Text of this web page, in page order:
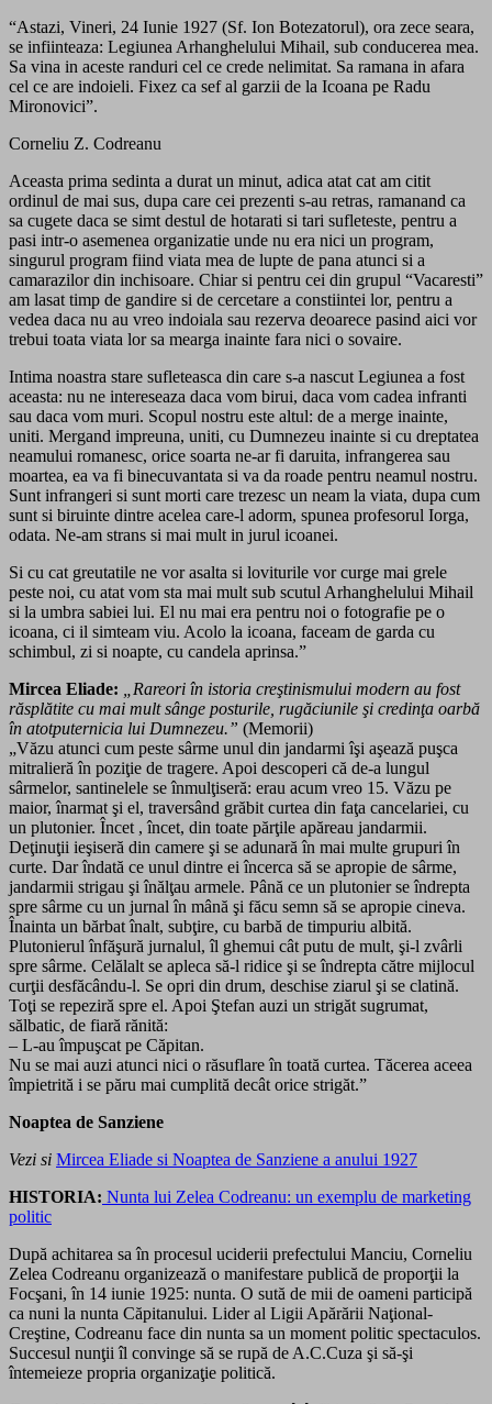
“Astazi, Vineri, 24 Iunie 1927 (Sf. Ion Botezatorul), ora zece seara,
se infiinteaza: Legiunea Arhanghelului Mihail, sub conducerea mea.
Sa vina in aceste randuri cel ce crede nelimitat. Sa ramana in afara
cel ce are indoieli. Fixez ca sef al garzii de la Icoana pe Radu
Mironovici”.
Corneliu Z. Codreanu
Aceasta prima sedinta a durat un minut, adica atat cat am citit
ordinul de mai sus, dupa care cei prezenti s-au retras, ramanand ca
sa cugete daca se simt destul de hotarati si tari sufleteste, pentru a
pasi intr-o asemenea organizatie unde nu era nici un program,
singurul program fiind viata mea de lupte de pana atunci si a
camarazilor din inchisoare. Chiar si pentru cei din grupul “Vacaresti”
am lasat timp de gandire si de cercetare a constiintei lor, pentru a
vedea daca nu au vreo indoiala sau rezerva deoarece pasind aici vor
trebui toata viata lor sa mearga inainte fara nici o sovaire.
Intima noastra stare sufleteasca din care s-a nascut Legiunea a fost
aceasta: nu ne intereseaza daca vom birui, daca vom cadea infranti
sau daca vom muri. Scopul nostru este altul: de a merge inainte,
uniti. Mergand impreuna, uniti, cu Dumnezeu inainte si cu dreptatea
neamului romanesc, orice soarta ne-ar fi daruita, infrangerea sau
moartea, ea va fi binecuvantata si va da roade pentru neamul nostru.
Sunt infrangeri si sunt morti care trezesc un neam la viata, dupa cum
sunt si biruinte dintre acelea care-l adorm, spunea profesorul Iorga,
odata. Ne-am strans si mai mult in jurul icoanei.
Si cu cat greutatile ne vor asalta si loviturile vor curge mai grele
peste noi, cu atat vom sta mai mult sub scutul Arhanghelului Mihail
si la umbra sabiei lui. El nu mai era pentru noi o fotografie pe o
icoana, ci il simteam viu. Acolo la icoana, faceam de garda cu
schimbul, zi si noapte, cu candela aprinsa.”
Mircea Eliade:
„Rareori în istoria creştinismului modern au fost
răsplătite cu mai mult sânge posturile, rugăciunile şi credinţa oarbă
în atotputernicia lui Dumnezeu.” (Memorii)
„Văzu atunci cum peste sârme unul din jandarmi îşi aşează puşca
mitralieră în poziţie de tragere. Apoi descoperi că de-a lungul
sârmelor, santinelele se înmulţiseră: erau acum vreo 15. Văzu pe
maior, înarmat şi el, traversând grăbit curtea din faţa cancelariei, cu
un plutonier. Încet , încet, din toate părţile apăreau jandarmii.
Deţinuţii ieşiseră din camere şi se adunară în mai multe grupuri în
curte. Dar îndată ce unul dintre ei încerca să se apropie de sârme,
jandarmii strigau şi înălţau armele. Până ce un plutonier se îndrepta
spre sârme cu un jurnal în mână şi făcu semn să se apropie cineva.
Înainta un bărbat înalt, subţire, cu barbă de timpuriu albită.
Plutonierul înfăşură jurnalul, îl ghemui cât putu de mult, şi-l zvârli
spre sârme. Celălalt se apleca să-l ridice şi se îndrepta către mijlocul
curţii desfăcându-l. Se opri din drum, deschise ziarul şi se clatină.
Toţi se repeziră spre el. Apoi Ştefan auzi un strigăt sugrumat,
sălbatic, de fiară rănită:
– L-au împuşcat pe Căpitan.
Nu se mai auzi atunci nici o răsuflare în toată curtea. Tăcerea aceea
împietrită i se păru mai cumplită decât orice strigăt.”
Noaptea de Sanziene
Vezi si Mircea Eliade si Noaptea de Sanziene a anului 1927
HISTORIA: Nunta lui Zelea Codreanu: un exemplu de marketing
politic
După achitarea sa în procesul uciderii prefectului Manciu, Corneliu
Zelea Codreanu organizează o manifestare publică de proporţii la
Focşani, în 14 iunie 1925: nunta. O sută de mii de oameni participă
ca nuni la nunta Căpitanului. Lider al Ligii Apărării Naţional-
Creştine, Codreanu face din nunta sa un moment politic spectaculos.
Succesul nunţii îl convinge să se rupă de A.C.Cuza şi să-şi
întemeieze propria organizaţie politică.